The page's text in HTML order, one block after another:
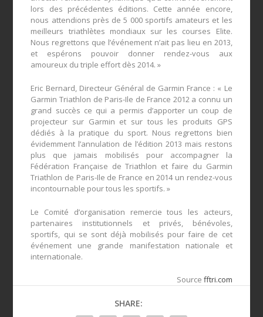
lors des précédentes éditions. Cette année encore,
nous attendions près de 5 000 sportifs amateurs et les
meilleurs triathlètes mondiaux sur les courses Elite.
Nous regrettons que l’événement n’ait pas lieu en 2013,
et espérons pouvoir donner rendez-vous aux
amoureux du triple effort dès 2014. »
Eric Bernard, Directeur Général de Garmin France : « Le
Garmin Triathlon de Paris-Ile de France 2012 a connu un
grand succès ce qui a permis d’apporter un coup de
projecteur sur Garmin et sur tous les produits GPS
dédiés à la pratique du sport. Nous regrettons bien
évidemment l’annulation de l’édition 2013 mais restons
plus que jamais mobilisés pour accompagner la
Fédération Française de Triathlon et faire du Garmin
Triathlon de Paris-Ile de France en 2014 un rendez-vous
incontournable pour tous les sportifs. »
Le Comité d’organisation remercie tous les acteurs,
partenaires institutionnels et privés, bénévoles,
sportifs, qui se sont déjà mobilisés pour faire de cet
événement une grande manifestation nationale et
internationale.
Source fftri.com
SHARE: